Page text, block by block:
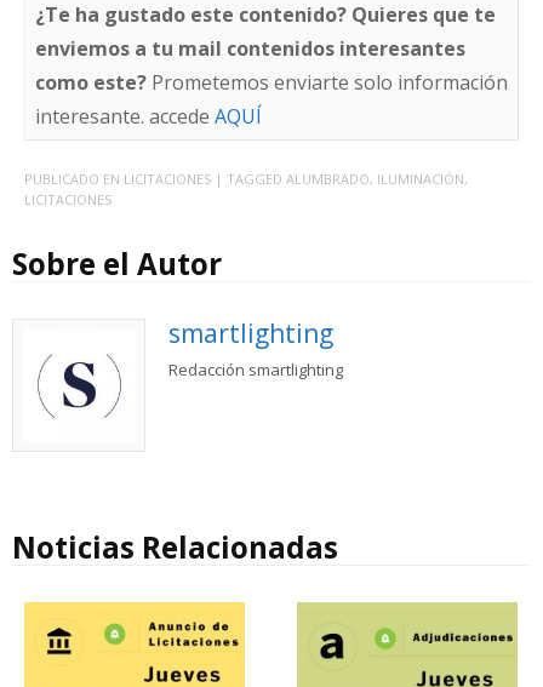
¿Te ha gustado este contenido? Quieres que te
enviemos a tu mail contenidos interesantes
como este? Prometemos enviarte solo información
interesante. accede AQUÍ
PUBLICADO EN LICITACIONES | TAGGED ALUMBRADO, ILUMINACIÓN,
LICITACIONES
Sobre el Autor
smartlighting
Redacción smartlighting
Noticias Relacionadas